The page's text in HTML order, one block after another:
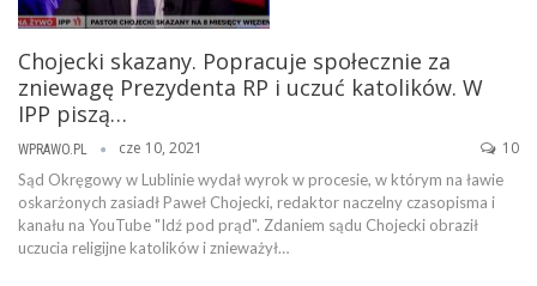
Chojecki skazany. Popracuje społecznie za
zniewagę Prezydenta RP i uczuć katolików. W
IPP piszą…
WPRAWO.PL cze 10, 2021 10
Sąd Okręgowy w Lublinie wydał wyrok w procesie, w którym na ławie
oskarżonych zasiadł Paweł Chojecki, redaktor naczelny czasopisma i
kanału na YouTube "Idź pod prąd". Zdaniem sądu Chojecki obraził
uczucia religijne katolików i znieważył…